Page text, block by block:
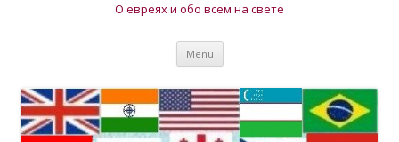
О евреях и обо всем на свете
Menu Skip
content